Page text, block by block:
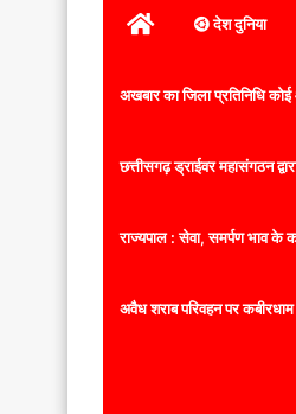
होम देश दुनिया
अखबार का जिला प्रतिनिधि
छत्तीसगढ़ ड्राईवर महासंगठन
राज्यपाल : सेवा, समर्पण भाव के
अवैध शराब परिवहन पर कबीरधाम